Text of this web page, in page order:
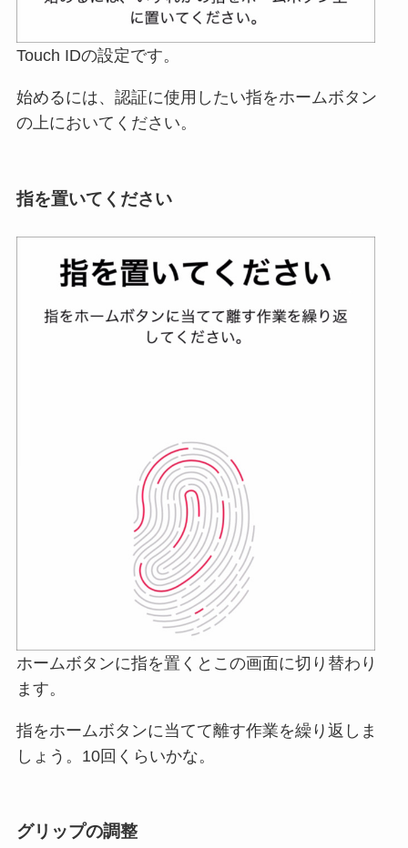
Touch IDの設定です。
始めるには、認証に使用したい指をホームボタン
の上においてください。
指を置いてください
ホームボタンに指を置くとこの画面に切り替わり
ます。
指をホームボタンに当てて離す作業を繰り返しま
しょう。10回くらいかな。
グリップの調整